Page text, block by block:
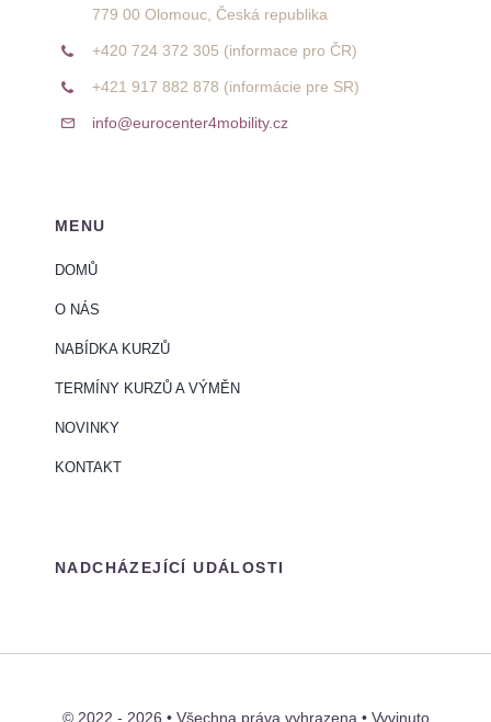
779 00 Olomouc, Česká republika
+420 724 372 305 (informace pro ČR)
+421 917 882 878 (informácie pre SR)
info@eurocenter4mobility.cz
MENU
DOMŮ
O NÁS
NABÍDKA KURZŮ
TERMÍNY KURZŮ A VÝMĚN
NOVINKY
KONTAKT
NADCHÁZEJÍCÍ UDÁLOSTI
© 2022 - 2026 • Všechna práva vyhrazena • Vyvinuto